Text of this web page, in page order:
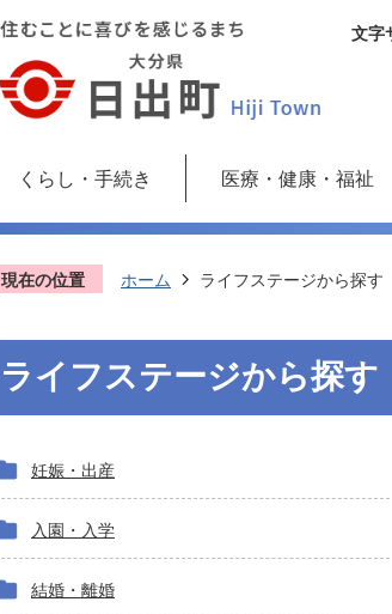
文字
くらし・手続き 医療・健康・福祉
現在の位置 ホーム ライフステージから探す
ライフステージから探す
妊娠・出産
入園・入学
結婚・離婚